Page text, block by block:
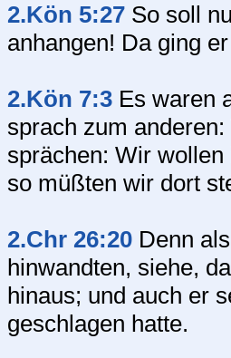
2.Kön 5:27 So soll
anhangen! Da ging
2.Kön 7:3 Es waren
sprach zum
sprächen: Wir
so müßten wir dort
2.Chr 26:20 Denn
hinwandten, siehe,
hinaus; und auch er
geschlagen hatte.